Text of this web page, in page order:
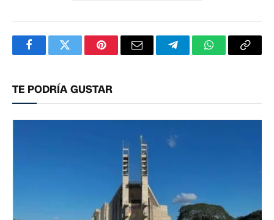
FacebookTwitterPinterestCorreoTelegramWhatsApp
TE PODRÍA GUSTAR